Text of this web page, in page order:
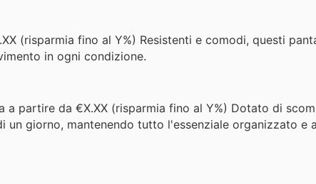
(risparmia fino al Y%) Resistenti e comodi, questi
in ogni condizione.
a partire da €X.XX (risparmia fino al Y%) Dotato di
giorno, mantenendo tutto l'essenziale organizzato e